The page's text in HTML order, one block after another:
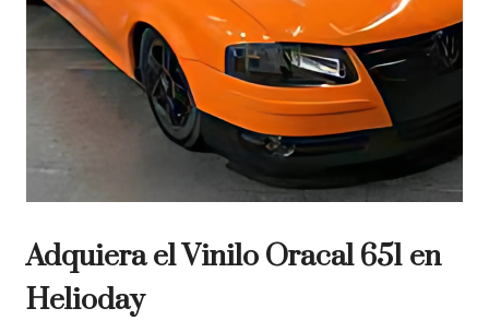
Adquiera el Vinilo Oracal 651 en
Helioday